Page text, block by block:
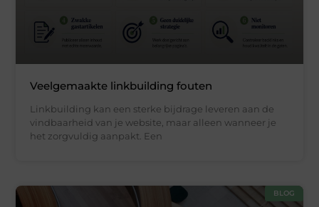
Veelgemaakte linkbuilding fouten
Linkbuilding kan een sterke bijdrage leveren aan de
vindbaarheid van je website, maar alleen wanneer je
het zorgvuldig aanpakt. Een
BLOG